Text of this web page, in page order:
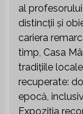
al
distincții și
cariera
timp, Casa
tradițiile
recuperate:
epocă,
Expoziția